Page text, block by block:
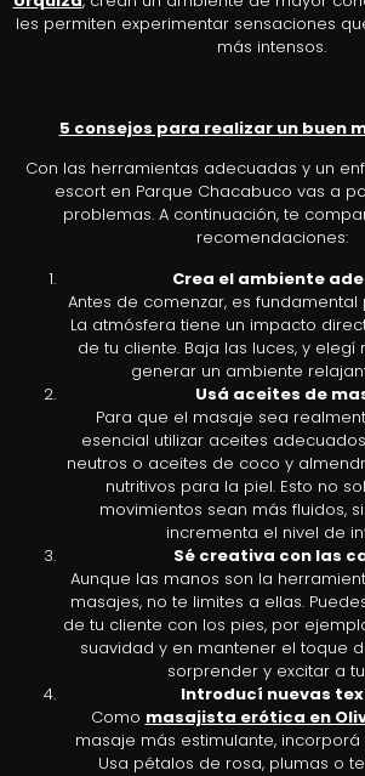
les permiten experimentar sensaciones
más intensos.
5 consejos para realizar un buen
Con las herramientas adecuadas y un
escort en Parque Chacabuco vas a
problemas. A continuación, te
recomendaciones:
Crea el ambiente
Antes de comenzar, es
La atmósfera tiene un impacto
de tu cliente. Baja las luces, y
generar un ambiente
Usá aceites de
Para que el masaje sea
esencial utilizar aceites
neutros o aceites de coco y
nutritivos para la piel. Esto no
movimientos sean más fluidos,
incrementa el nivel de
Sé creativa con las
Aunque las manos son la
masajes, no te limites a ellas.
de tu cliente con los pies, por
suavidad y en mantener el toque
sorprender y excitar a
Introducí nuevas
Como masajista erótica en
masaje más estimulante, incorporá
Usa pétalos de rosa, plumas o